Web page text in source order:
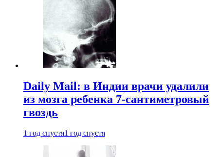
Daily Mail: в Индии врачи удалили
из мозга ребенка 7-сантиметровый
гвоздь
1 год спустя1 год спустя